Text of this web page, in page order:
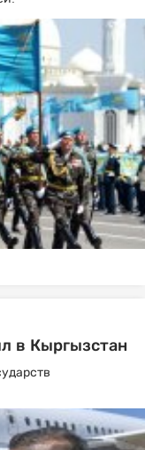
в Кыргызстан